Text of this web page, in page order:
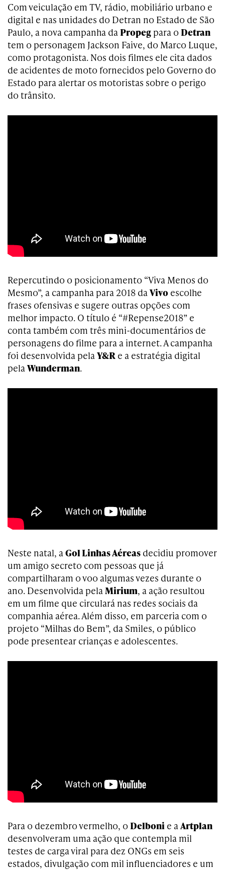
Com veiculação em TV, rádio, mobiliário urbano e
digital e nas unidades do Detran no Estado de São
Paulo, a nova campanha daPropeg para o Detran
tem o personagem Jackson Faive, do Marco Luque,
como protagonista. Nos dois filmes ele cita dados
de acidentes de moto fornecidos pelo Governo do
Estado para alertar os motoristas sobre o perigo
do trânsito.
Repercutindo o posicionamento “Viva Menos do
Mesmo”, a campanha para 2018 daVivo escolhe
frases ofensivas e sugere outras opções com
melhor impacto. O título é “#Repense2018” e
conta também com três mini-documentários de
personagens do filme para a internet. A campanha
foi desenvolvida pelaY&R e a estratégia digital
pelaWunderman.
Neste natal, aGol Linhas Aéreas decidiu promover
um amigo secreto com pessoas que já
compartilharam o voo algumas vezes durante o
ano. Desenvolvida pelaMirium, a ação resultou
em um filme que circulará nas redes sociais da
companhia aérea. Além disso, em parceria com o
projeto “Milhas do Bem”, da Smiles, o público
pode presentear crianças e adolescentes.
Para o dezembro vermelho, o Delboni e aArtplan
desenvolveram uma ação que contempla mil
testes de carga viral para dez ONGs em seis
estados, divulgação com mil influenciadores e um